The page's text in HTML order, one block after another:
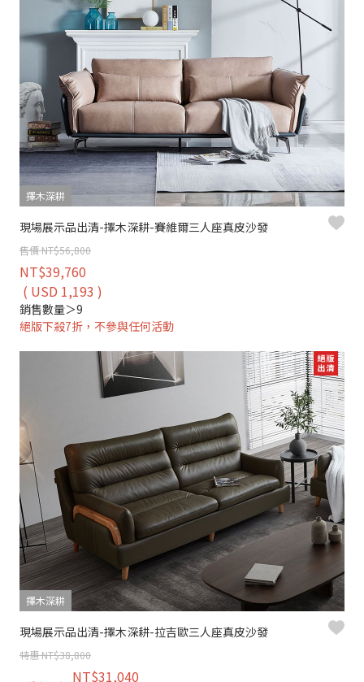
擇木深耕
現場展示品出清-擇木深耕-賽維爾三人座真皮沙發
售價 NT$56,800
NT$39,760
( USD 1,193 )
銷售數量＞9
絕版下殺7折，不參與任何活動
擇木深耕
現場展示品出清-擇木深耕-拉吉歐三人座真皮沙發
特惠 NT$38,800
NT$31,040